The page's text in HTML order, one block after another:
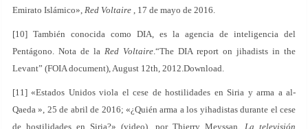
Emirato Islámico», Red Voltaire , 17 de mayo de 2016.
[10] También conocida como DIA, es la agencia de inteligencia del
Pentágono. Nota de la Red Voltaire.“The DIA report on jihadists in the
Levant” (FOIA document), August 12th, 2012.Download.
[11] «Estados Unidos viola el cese de hostilidades en Siria y arma a al-
Qaeda », 25 de abril de 2016; «¿Quién arma a los yihadistas durante el cese
de hostilidades en Siria?» (video), por Thierry Meyssan, La televisión